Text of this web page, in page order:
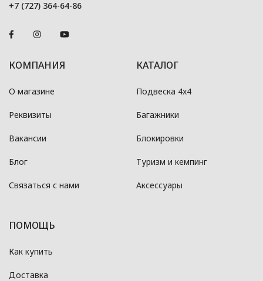
+7 (727) 364-64-86
КОМПАНИЯ
О магазине
Реквизиты
Вакансии
Блог
Связаться с нами
КАТАЛОГ
Подвеска 4x4
Багажники
Блокировки
Туризм и кемпинг
Аксессуары
ПОМОЩЬ
Как купить
Доставка